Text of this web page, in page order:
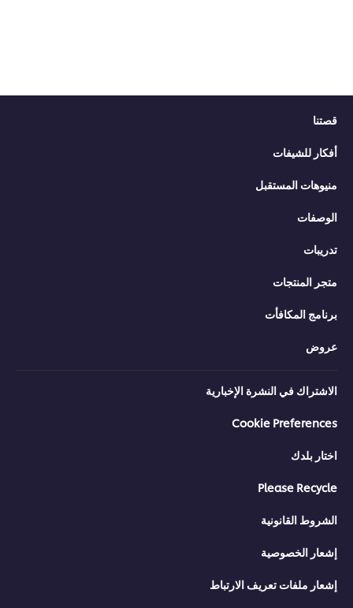
قصتنا
أفكار للشيفات
منيوهات المستقبل
الوصفات
تدريبات
متجر المنتجات
برنامج المكافأت
عروض
الاشتراك في النشرة الإخبارية
Cookie Preferences
اختار بلدك
Please Recycle
الشروط القانونية
إشعار الخصوصية
إشعار ملفات تعريف الارتباط